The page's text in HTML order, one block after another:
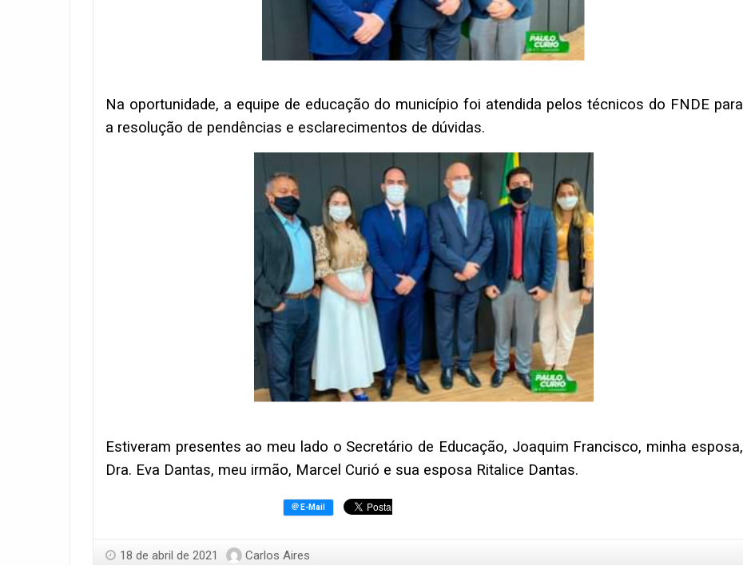
Na oportunidade, a equipe de educação do município foi atendida pelos técnicos do FNDE para
a resolução de pendências e esclarecimentos de dúvidas.
Estiveram presentes ao meu lado o Secretário de Educação, Joaquim Francisco, minha esposa,
Dra. Eva Dantas, meu irmão, Marcel Curió e sua esposa Ritalice Dantas.
18 de abril de 2021 Carlos Aires